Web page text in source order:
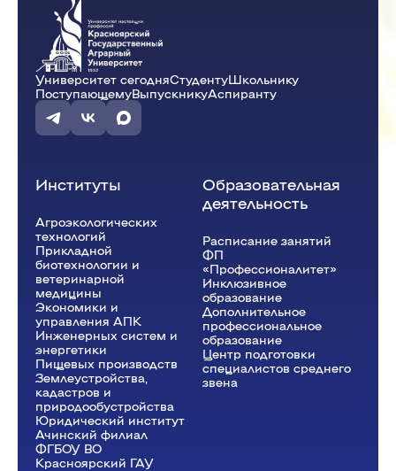
19:10 - 20:40
Современные технологии
растениеводства
Семеноведение(Лаб.)
Университет сегодняСтудентуШкольнику
ПоступающемуВыпускникуАспиранту
Институты
Агроэкологических
технологий
Прикладной
биотехнологии и
ветеринарной
медицины
Экономики и
управления АПК
Инженерных систем и
энергетики
Пищевых производств
Землеустройства,
кадастров и
природообустройства
Юридический институт
Ачинский филиал
ФГБОУ ВО
Красноярский ГАУ
Образовательная
деятельность
Расписание занятий
ФП
«Профессионалитет»
Инклюзивное
образование
Дополнительное
профессиональное
образование
Центр подготовки
специалистов среднего
звена